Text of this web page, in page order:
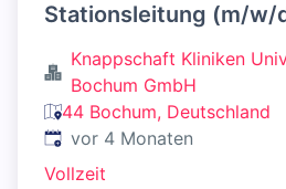
Stationsleitung (m/w/
Knappschaft Kliniken
Bochum GmbH
44 Bochum, Deutschland
Veröffentlicht:
vor 4 Monaten
Vollzeit